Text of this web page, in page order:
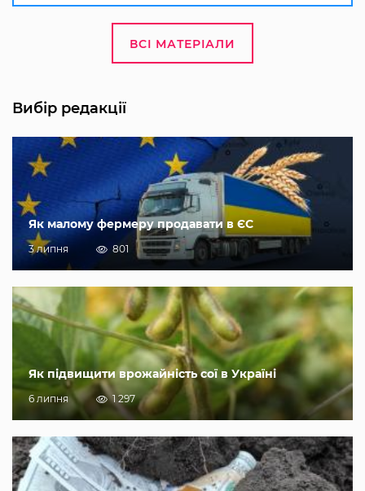
ВСІ МАТЕРІАЛИ
Вибір редакції
Як малому фермеру продавати в ЄС
3 липня 801
Як підвищити врожайність сої в Україні
6 липня 1 297